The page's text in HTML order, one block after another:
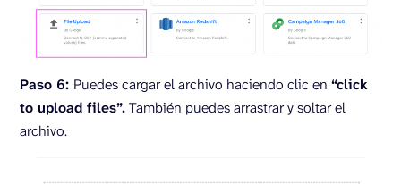
Paso 6: Puedes cargar el archivo haciendo clic en “click
to upload files”.También puedes arrastrar y soltar el
archivo.